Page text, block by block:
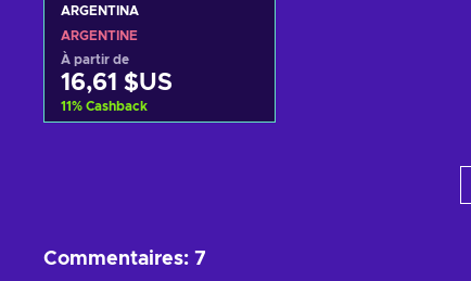
ARGENTINA
ARGENTINE
À partir de
16,61 $US
11% Cashback
Commentaires: 7